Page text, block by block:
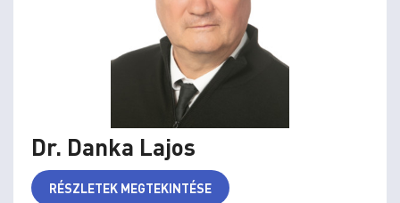
Dr. Danka Lajos
RÉSZLETEK MEGTEKINTÉSE